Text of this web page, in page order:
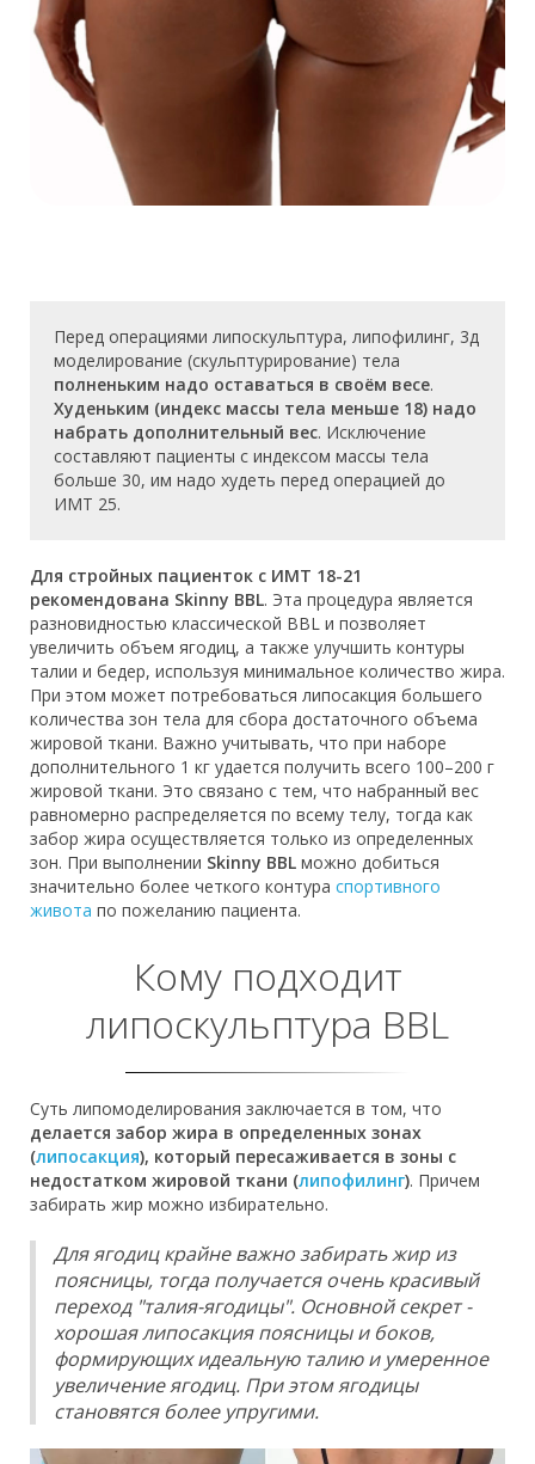
Перед операциями липоскульптура, липофилинг, 3д
моделирование (скульптурирование) тела
полненьким надо оставаться в своём весе.
Худеньким (индекс массы тела меньше 18) надо
набрать дополнительный вес. Исключение
составляют пациенты с индексом массы тела
больше 30, им надо худеть перед операцией до
ИМТ 25.
Для стройных пациенток с ИМТ 18-21
рекомендована Skinny BBL. Эта процедура является
разновидностью классической BBL и позволяет
увеличить объем ягодиц, а также улучшить контуры
талии и бедер, используя минимальное количество жира.
При этом может потребоваться липосакция большего
количества зон тела для сбора достаточного объема
жировой ткани. Важно учитывать, что при наборе
дополнительного 1 кг удается получить всего 100–200 г
жировой ткани. Это связано с тем, что набранный вес
равномерно распределяется по всему телу, тогда как
забор жира осуществляется только из определенных
зон. При выполнении Skinny BBL можно добиться
значительно более четкого контура спортивного
живота по пожеланию пациента.
Кому подходит
липоскульптура BBL
Суть липомоделирования заключается в том, что
делается забор жира в определенных зонах
(липосакция), который пересаживается в зоны с
недостатком жировой ткани (липофилинг). Причем
забирать жир можно избирательно.
Для ягодиц крайне важно забирать жир из
поясницы, тогда получается очень красивый
переход "талия-ягодицы". Основной секрет -
хорошая липосакция поясницы и боков,
формирующих идеальную талию и умеренное
увеличение ягодиц. При этом ягодицы
становятся более упругими.